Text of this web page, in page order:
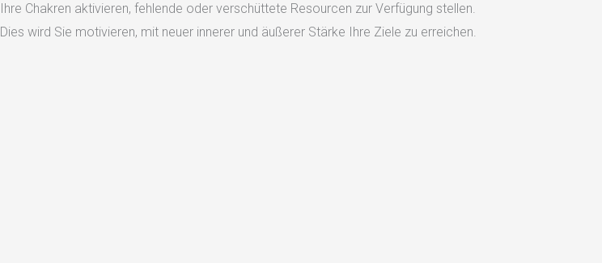
Ihre Chakren aktivieren, fehlende oder verschüttete Resourcen zur Verfügung stellen.
Dies wird Sie motivieren, mit neuer innerer und äußerer Stärke Ihre Ziele zu erreichen.